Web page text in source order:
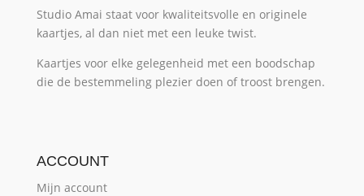
Studio Amai staat voor kwaliteitsvolle en originele
kaartjes, al dan niet met een leuke twist.
Kaartjes voor elke gelegenheid met een boodschap
die de bestemmeling plezier doen of troost brengen.
ACCOUNT
Mijn account